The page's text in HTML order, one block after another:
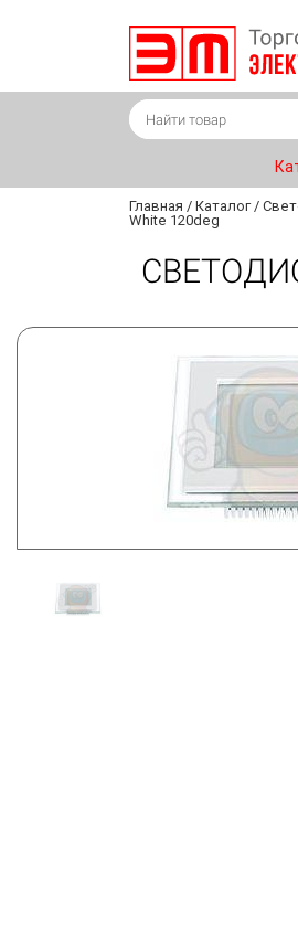
Главная / Каталог /
White 120deg